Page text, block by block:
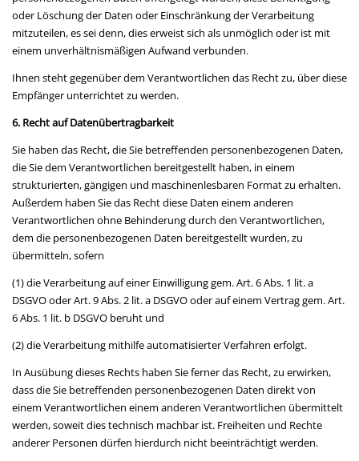
oder Löschung der Daten oder Einschränkung der Verarbeitung
mitzuteilen, es sei denn, dies erweist sich als unmöglich oder ist mit
einem unverhältnismäßigen Aufwand verbunden.
Ihnen steht gegenüber dem Verantwortlichen das Recht zu, über diese
Empfänger unterrichtet zu werden.
6. Recht auf Datenübertragbarkeit
Sie haben das Recht, die Sie betreffenden personenbezogenen Daten,
die Sie dem Verantwortlichen bereitgestellt haben, in einem
strukturierten, gängigen und maschinenlesbaren Format zu erhalten.
Außerdem haben Sie das Recht diese Daten einem anderen
Verantwortlichen ohne Behinderung durch den Verantwortlichen,
dem die personenbezogenen Daten bereitgestellt wurden, zu
übermitteln, sofern
(1) die Verarbeitung auf einer Einwilligung gem. Art. 6 Abs. 1 lit. a
DSGVO oder Art. 9 Abs. 2 lit. a DSGVO oder auf einem Vertrag gem. Art.
6 Abs. 1 lit. b DSGVO beruht und
(2) die Verarbeitung mithilfe automatisierter Verfahren erfolgt.
In Ausübung dieses Rechts haben Sie ferner das Recht, zu erwirken,
dass die Sie betreffenden personenbezogenen Daten direkt von
einem Verantwortlichen einem anderen Verantwortlichen übermittelt
werden, soweit dies technisch machbar ist. Freiheiten und Rechte
anderer Personen dürfen hierdurch nicht beeinträchtigt werden.